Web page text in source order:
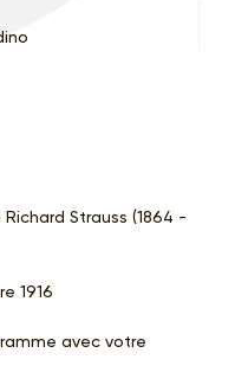
Strauss (1864 -
1916
avec votre